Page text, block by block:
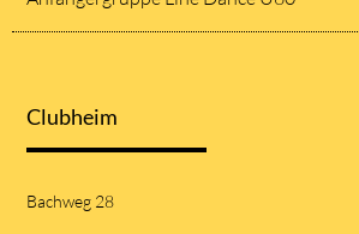
Clubheim
Bachweg 28